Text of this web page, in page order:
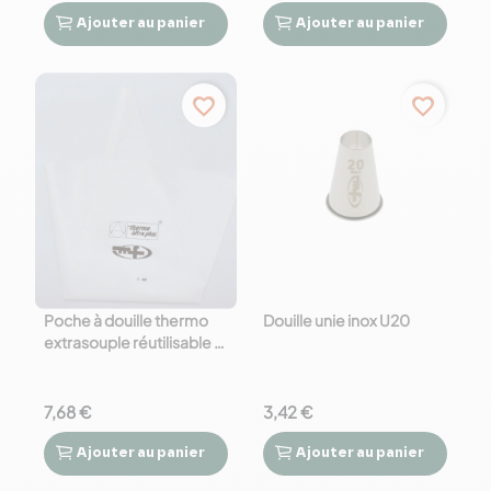
 
Ajouter au panier
 
Ajouter au panier
favorite_border
Poche à douille thermo
extrasouple réutilisable -
7,68 €
 
Ajouter au panier
favorite_border
Douille unie inox U20
3,42 €
 
Ajouter au panier